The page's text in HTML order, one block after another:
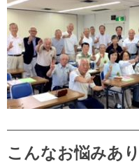
こんなお悩みあ